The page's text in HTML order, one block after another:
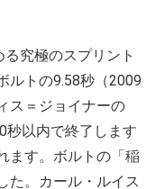
究極のスプリント
ルトの9.58秒（2009
ス＝ジョイナーの
秒以内で終了します
ます。ボルトの「稲
た。カール・ルイス